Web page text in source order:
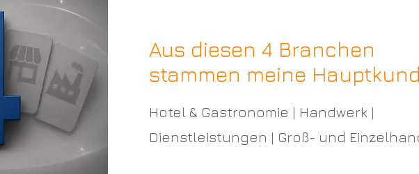
Aus diesen 4 Branchen
stammen meine
Hotel & Gastronomie | Handwerk |
Dienstleistungen | Groß- und